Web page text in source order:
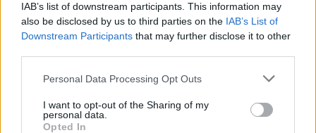
IAB’s list of downstream participants. This information may
also be disclosed by us to third parties on the IAB’s List of
Downstream Participants that may further disclose it to other
Personal Data Processing Opt Outs
I want to opt-out of the Sharing of my
personal data.
Opted In
Ακολουθήστε το Pink.gr και στοInstagram